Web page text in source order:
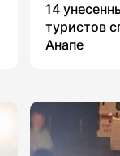
14
туристов
Анапе